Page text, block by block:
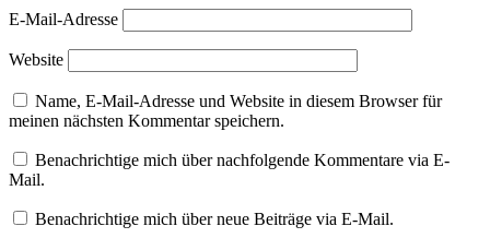
Gruppenausstellung
Hamburg
Ines
Jürgen
Koch
Stükcken
Kunst
E-Mail-Adresse
Website
Name, E-Mail-Adresse und Website in diesem Browser für
meinen nächsten Kommentar speichern.
Benachrichtige mich über nachfolgende Kommentare via E-
Mail.
Benachrichtige mich über neue Beiträge via E-Mail.